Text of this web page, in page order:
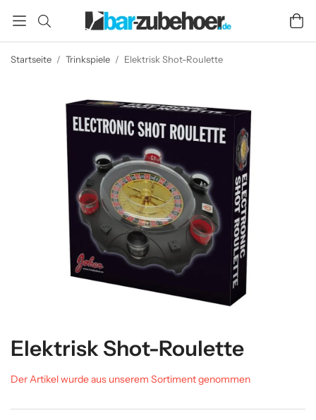
Startseite / Trinkspiele / Elektrisk Shot-Roulette
Elektrisk Shot-Roulette
Der Artikel wurde aus unserem Sortiment genommen